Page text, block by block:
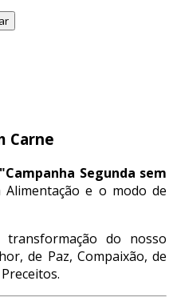
Carne
"Campanha Segunda sem
e o modo de
transformação do nosso
de Paz, Compaixão, de